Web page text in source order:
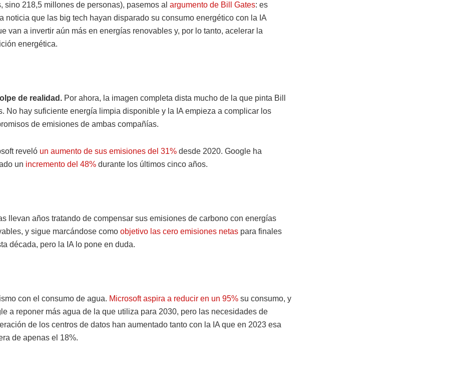
sino 218,5 millones de personas), pasemos al argumento de Bill Gates: es
noticia que las big tech hayan disparado su consumo energético con la IA
van a invertir aún más en energías renovables y, por lo tanto, acelerar la
energética.
de realidad. Por ahora, la imagen completa dista mucho de la que pinta Bill
No hay suficiente energía limpia disponible y la IA empieza a complicar los
de emisiones de ambas compañías.
reveló un aumento de sus emisiones del 31% desde 2020. Google ha
un incremento del 48% durante los últimos cinco años.
llevan años tratando de compensar sus emisiones de carbono con energías
y sigue marcándose como objetivo las cero emisiones netas para finales
década, pero la IA lo pone en duda.
con el consumo de agua. Microsoft aspira a reducir en un 95% su consumo, y
a reponer más agua de la que utiliza para 2030, pero las necesidades de
de los centros de datos han aumentado tanto con la IA que en 2023 esa
de apenas el 18%.